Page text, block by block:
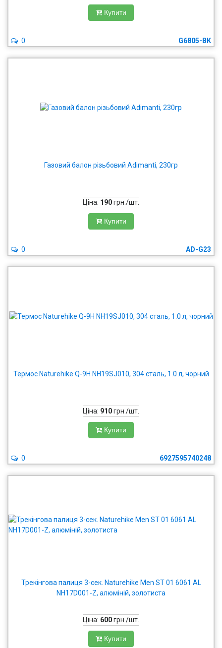
Купити
G6805-BK
0
Газовий балон різьбовий Adimanti, 230гр
Ціна: 190грн./шт.
Купити
AD-G23
0
Термос Naturehike Q-9H NH19SJ010, 304 сталь, 1.0 л, чорний
Ціна: 910грн./шт.
Купити
6927595740248
0
Трекінгова палиця 3-сек. Naturehike Men ST 01 6061 AL
NH17D001-Z, алюміній, золотиста
Ціна: 600грн./шт.
Купити